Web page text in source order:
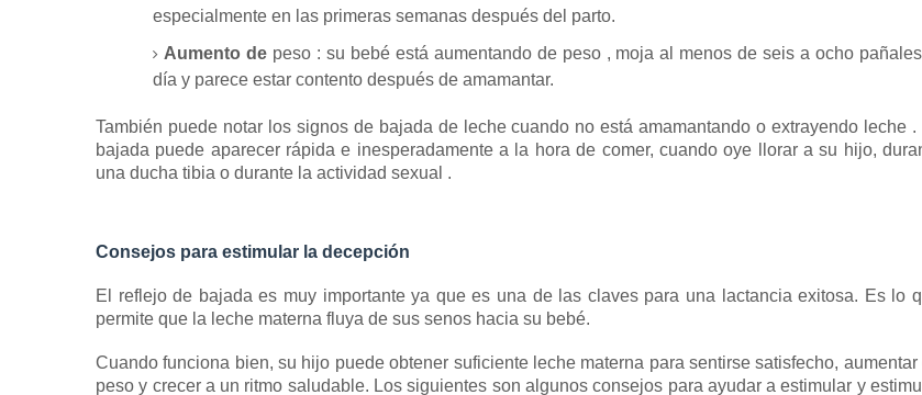
especialmente en las primeras semanas después del parto.
Aumento de peso: su bebé está aumentando de peso, moja al menos de seis a ocho pañales
día y parece estar contento después de amamantar.
También puede notar los signos de bajada de leche cuando no está amamantando oextrayendo leche .
bajada puede aparecer rápida e inesperadamente a la hora de comer, cuando oye llorar a su hijo,
una ducha tibia o durante la actividad sexual .
Consejos para estimular la decepción
El reflejo de bajada es muy importante ya que es una de las claves para una lactancia exitosa. Es lo
permite que la leche materna fluya de sus senos hacia su bebé.
Cuando funciona bien, su hijo puede obtener suficiente leche materna para sentirse satisfecho, aumentar
peso y crecer a un ritmo saludable. Los siguientes son algunos consejos para ayudar a estimular y